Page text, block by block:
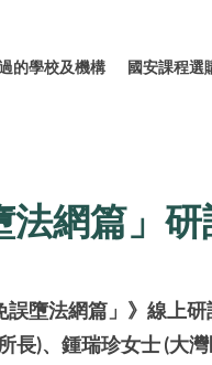
的學校及機構 國安課程選
法網篇」研
誤墮法網篇」》線上研
長)、鍾瑞珍女士 (大